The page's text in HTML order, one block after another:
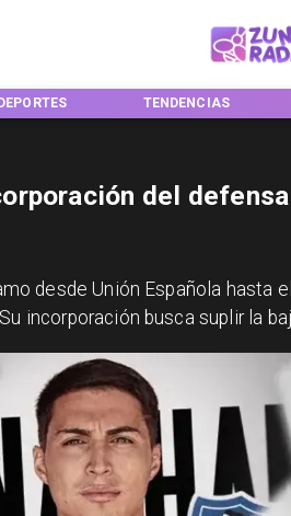
DEPORTES TENDENCIAS
del
desde Unión Española hasta
incorporación busca suplir la